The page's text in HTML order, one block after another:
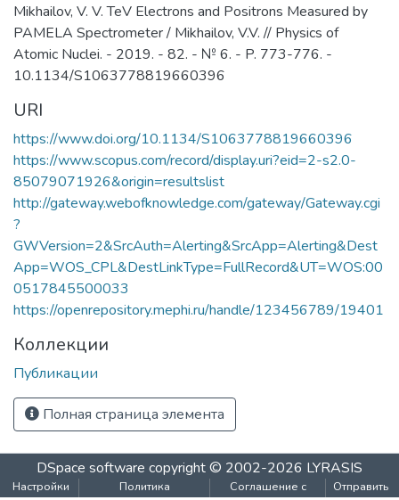
Mikhailov, V. V. TeV Electrons and Positrons Measured by
PAMELA Spectrometer / Mikhailov, V.V. // Physics of
Atomic Nuclei. - 2019. - 82. - № 6. - P. 773-776. -
10.1134/S1063778819660396
URI
https://www.doi.org/10.1134/S1063778819660396
https://www.scopus.com/record/display.uri?eid=2-s2.0-
85079071926&origin=resultslist
http://gateway.webofknowledge.com/gateway/Gateway.cgi
?
GWVersion=2&SrcAuth=Alerting&SrcApp=Alerting&Dest
App=WOS_CPL&DestLinkType=FullRecord&UT=WOS:00
0517845500033
https://openrepository.mephi.ru/handle/123456789/19401
Коллекции
Публикации
Полная страница элемента
DSpace software copyright © 2002-2026 LYRASIS
Настройки
Политика
Соглашение с
Отправить